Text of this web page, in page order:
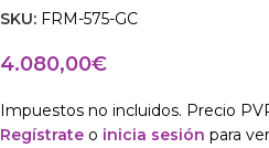
SKU: FRM-575-GC
4.080,00€
Impuestos no incluidos. Precio
Regístrate o inicia sesión para